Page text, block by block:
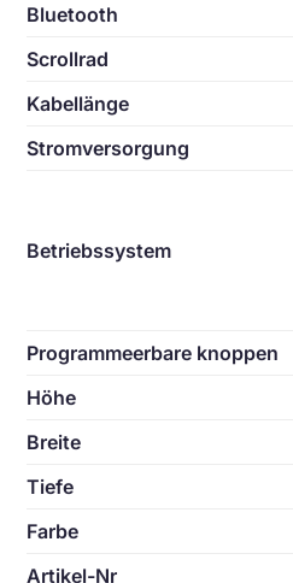
Bluetooth
Scrollrad
Kabellänge
Stromversorgung
Betriebssystem
Programmeerbare knoppen
Höhe
Breite
Tiefe
Farbe
Artikel-Nr